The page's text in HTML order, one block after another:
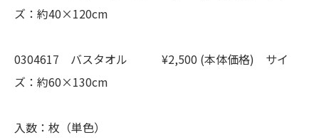
ズ：約40×120cm
0304617 バスタオル ¥2,500 (本体価格) サイ
ズ：約60×130cm
入数：枚（単色）